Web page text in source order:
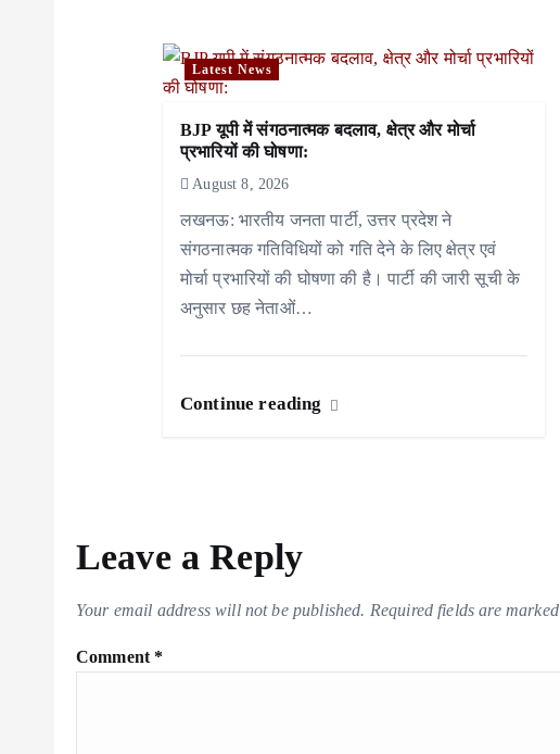
Latest News
BJP यूपी में संगठनात्मक बदलाव, क्षेत्र और मोर्चा
प्रभारियों की घोषणा:
August 8, 2026
लखनऊ: भारतीय जनता पार्टी, उत्तर प्रदेश ने
संगठनात्मक गतिविधियों को गति देने के लिए क्षेत्र एवं
मोर्चा प्रभारियों की घोषणा की है। पार्टी की जारी सूची के
अनुसार छह नेताओं…
Continue reading
Leave a Reply
Your email address will not be published. Required fields are marked
Comment *